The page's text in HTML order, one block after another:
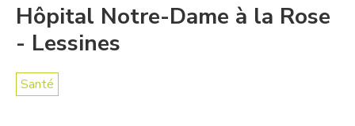
Hôpital Notre-Dame à la Rose
- Lessines
Santé